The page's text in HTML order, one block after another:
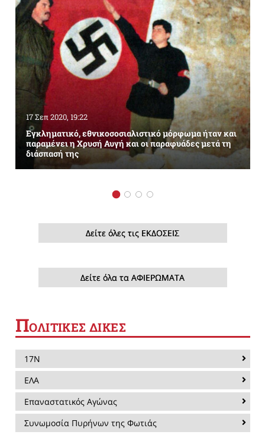
17 Σεπ 2020, 19:22
Εγκληματικό, εθνικοσοσιαλιστικό μόρφωμα ήταν και
παραμένει η Χρυσή Αυγή και οι παραφυάδες μετά τη
διάσπασή της
Δείτε όλες τις ΕΚΔΟΣΕΙΣ
Δείτε όλα τα ΑΦΙΕΡΩΜΑΤΑ
ΠΟΛΙΤΙΚΕΣ ΔΙΚΕΣ
17Ν
ΕΛΑ
Επαναστατικός Αγώνας
Συνωμοσία Πυρήνων της Φωτιάς